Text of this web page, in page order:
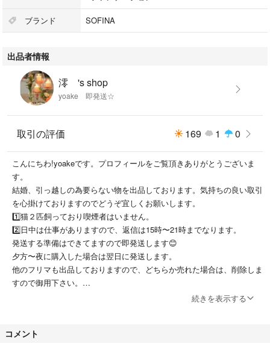
ブランド SOFINA
出品者情報
澪 's shop
yoake 即発送☆
取引の評価 169 1 0
こんにちわ!yoakeです。プロフィールをご覧頂きありがとうございま
す。
結婚、引っ越しの為要らない物を出品しております。気持ちの良い取引
を心掛けておりますのでどうぞ宜しくお願いします。
1️⃣猫２匹飼っており喫煙者はいません。
2️⃣日中は仕事がありますので、返信は15時〜21時までなります。
発送する準備はできてますので即発送します😊
夕方〜夜に購入した場合は翌日に発送します。
他のフリマも出品しておりますので、どちらか売れた場合は、削除しま
すので御用下さい。
続きを表示する
コメント